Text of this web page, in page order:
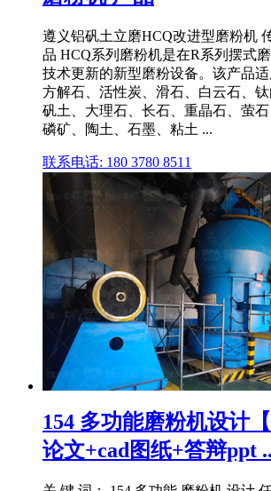
遵义铝矾土立磨HCQ改进型磨粉机
品 HCQ系列磨粉机是在R系列摆式
技术更新的新型磨粉设备。该产品适
方解石、活性炭、滑石、白云石、
矾土、大理石、长石、重晶石、萤石
磷矿、陶土、石墨、粘土 ...
联系电话: 180 3780 8511
154 多功能磨粉机设计
论文+cad图纸+答辩ppt